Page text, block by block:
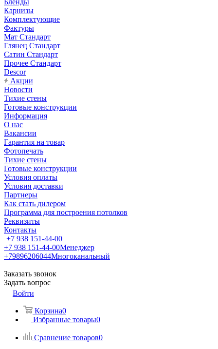
Бленды
Карнизы
Комплектующие
Фактуры
Мат Стандарт
Глянец Стандарт
Сатин Стандарт
Прочее Стандарт
Descor
Акции
Новости
Тихие стены
Готовые конструкции
Информация
О нас
Вакансии
Гарантия на товар
Фотопечать
Тихие стены
Готовые конструкции
Условия оплаты
Условия доставки
Партнеры
Как стать дилером
Программа для построения потолков
Реквизиты
Контакты
+7 938 151-44-00
+7 938 151-44-00Менеджер
+79896206044Многоканальный
Заказать звонок
Задать вопрос
Войти
Корзина0
Избранные товары0
Сравнение товаров0